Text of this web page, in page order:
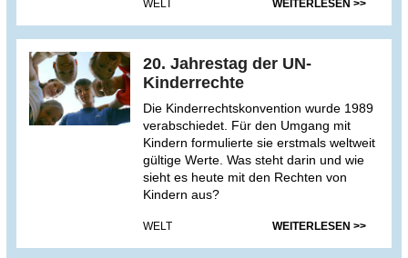
WELT WEITERLESEN >>
20. Jahrestag der UN-
Kinderrechte
Die Kinderrechtskonvention wurde 1989
verabschiedet. Für den Umgang mit
Kindern formulierte sie erstmals weltweit
gültige Werte. Was steht darin und wie
sieht es heute mit den Rechten von
Kindern aus?
WELT WEITERLESEN >>